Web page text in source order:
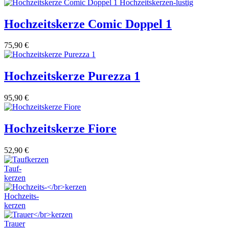
Hochzeitskerze Comic Doppel 1
75,90 €
Hochzeitskerze Purezza 1
95,90 €
Hochzeitskerze Fiore
52,90 €
Tauf-
kerzen
Hochzeits-
kerzen
Trauer